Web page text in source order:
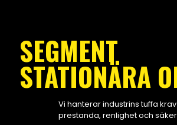
SEGMENT
STATIONÄRA
Vi hanterar industrins tuffa
prestanda, renlighet och